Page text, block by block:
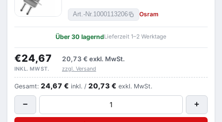
Art.-Nr.1000113206 Osram
Über 30 lagerndLieferzeit 1–2 Werktage
€24,67 20,73 € exkl. MwSt.
INKL. MWST. zzgl. Versand
Gesamt: 24,67 € inkl. / 20,73 € exkl. MwSt.
− +